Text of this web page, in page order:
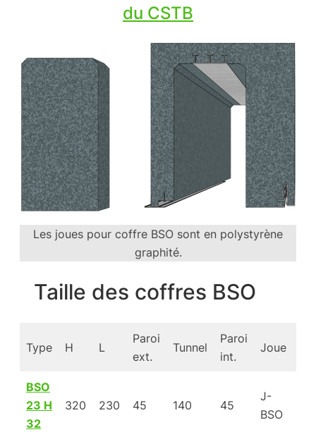
du CSTB
Les joues pour coffre BSO sont en polystyrène
graphité.
Taille des coffres BSO
Type H L
Paroi
ext.
Tunnel
Paroi
int.
Joue
BSO
23 H
32
320 230 45 140 45
J-
BSO